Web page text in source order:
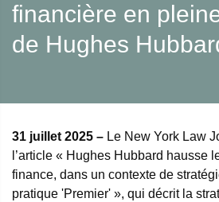
financière en
de Hughes
31 juillet 2025 – Le New York Law
l’article « Hughes Hubbard hausse
finance, dans un contexte de
pratique 'Premier' », qui décrit la